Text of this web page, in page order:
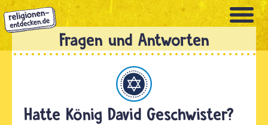
Direkt
zum
Inhalt
Hatte König David Geschwister?